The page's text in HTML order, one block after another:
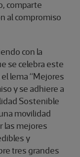
comparte
al compromiso
con la
se celebra este
lema “Mejores
y se adhiere a
Sostenible
movilidad
las mejores
y
tres grandes